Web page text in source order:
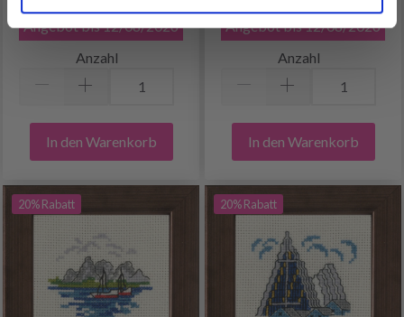
Angebot bis 12/08/2026
Anzahl
In den Warenkorb
Angebot bis 12/08/2026
Anzahl
In den Warenkorb
20% Rabatt 20% Rabatt